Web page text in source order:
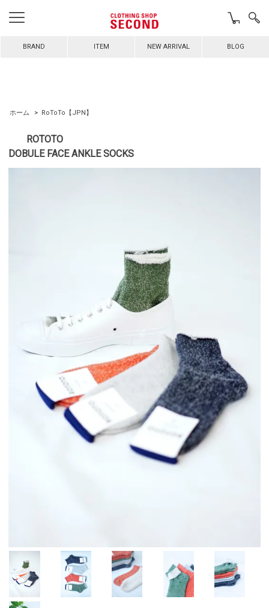
BRAND ITEM NEW ARRIVAL BLOG
ホーム > RoToTo【JPN】
ROTOTO
DOBULE FACE ANKLE SOCKS